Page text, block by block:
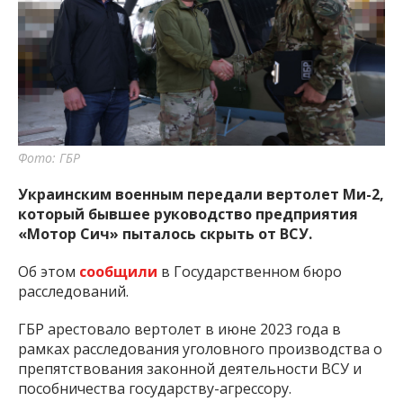
Фото: ГБР
Украинским военным передали вертолет Ми-2,
который бывшее руководство предприятия
«Мотор Сич» пыталось скрыть от ВСУ.
Об этом сообщили в Государственном бюро
расследований.
ГБР арестовало вертолет в июне 2023 года в
рамках расследования уголовного производства о
препятствования законной деятельности ВСУ и
пособничества государству-агрессору.